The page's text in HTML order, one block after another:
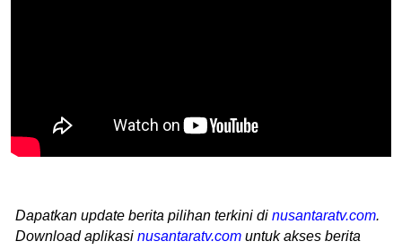
Dapatkan update berita pilihan terkini di nusantaratv.com.
Download aplikasi nusantaratv.com untuk akses berita